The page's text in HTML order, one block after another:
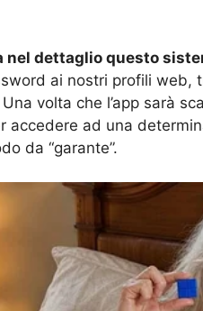
nel dettaglio questo
ai nostri profili web,
Una volta che l’app sarà
accedere ad una
da “garante”.